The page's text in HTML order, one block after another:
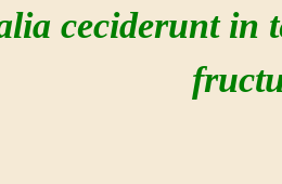
ceciderunt in